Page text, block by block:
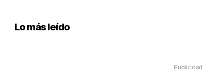
Lo más leído
Publicidad